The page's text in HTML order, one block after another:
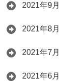
2021年9月
2021年8月
2021年7月
2021年6月